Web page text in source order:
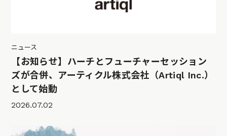
ニュース
【お知らせ】ハーチとフューチャーセッション
ズが合併、アーティクル株式会社（Artiql Inc.）
として始動
2026.07.02